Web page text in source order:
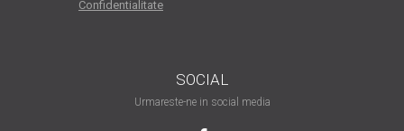
Confidentialitate
SOCIAL
Urmareste-ne in social media